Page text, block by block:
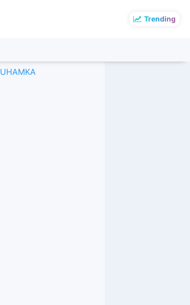
Trending
UHAMKA